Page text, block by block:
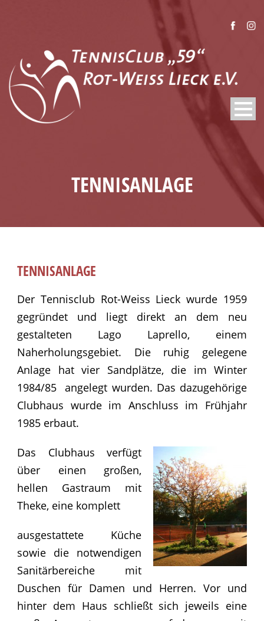
TENNISANLAGE
TENNISANLAGE
Der Tennisclub Rot-Weiss Lieck wurde 1959
gegründet und liegt direkt an dem neu
gestalteten Lago Laprello, einem
Naherholungsgebiet. Die ruhig gelegene
Anlage hat vier Sandplätze, die im Winter
1984/85 angelegt wurden. Das dazugehörige
Clubhaus wurde im Anschluss im Frühjahr
1985 erbaut.
Das Clubhaus verfügt
über einen großen,
hellen Gastraum mit
Theke, eine komplett
ausgestattete Küche
sowie die notwendigen
Sanitärbereiche mit
Duschen für Damen und Herren. Vor und
hinter dem Haus schließt sich jeweils eine